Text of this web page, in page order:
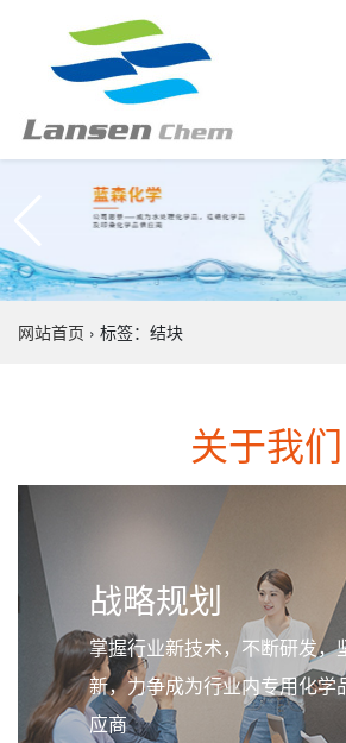
网站首页 › 标签：结块
关于我们
战略规划
掌握行业新技术，不断研发，
新，力争成为行业内专用化学
应商